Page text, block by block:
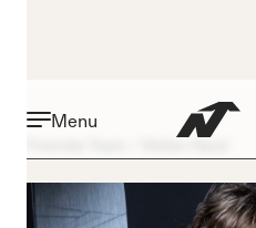
Menu
Stefan Häusl